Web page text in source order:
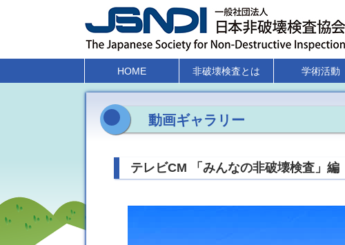
HOME 非破壊検査とは 学術活動
動画ギャラリー
テレビCM 「みんなの非破壊検査」編